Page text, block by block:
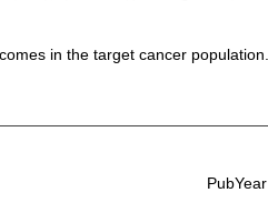
in the target cancer population.
PubYear